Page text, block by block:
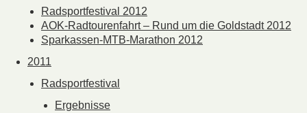
Radsportfestival 2012
AOK-Radtourenfahrt – Rund um die Goldstadt 2012
Sparkassen-MTB-Marathon 2012
2011
Radsportfestival
Ergebnisse